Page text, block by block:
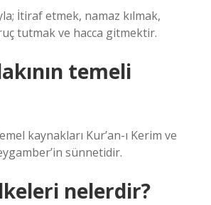
İtiraf etmek, namaz kılmak,
tutmak ve hacca gitmektir.
temeli
kaynakları Kur’an-ı Kerim ve
sünnetidir.
nelerdir?